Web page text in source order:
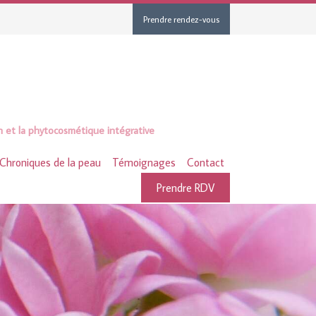
Prendre rendez-vous
et la phytocosmétique intégrative
Chroniques de la peau Témoignages
Contact
Prendre RDV